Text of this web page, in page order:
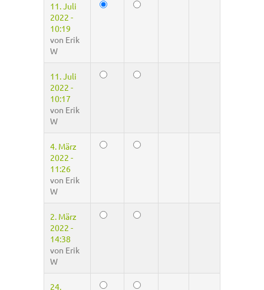
11. Juli
2022 -
10:19
von Erik
W
11. Juli
2022 -
10:17
von Erik
W
4. März
2022 -
11:26
von Erik
W
2. März
2022 -
14:38
von Erik
W
24.